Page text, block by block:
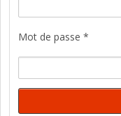
Mot de passe *